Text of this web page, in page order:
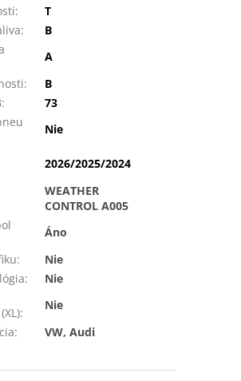
:
T
:
B
A
:
B
:
73
Nie
2026/2025/2024
WEATHER
CONTROL A005
Áno
:
Nie
:
Nie
:
Nie
: VW, Audi